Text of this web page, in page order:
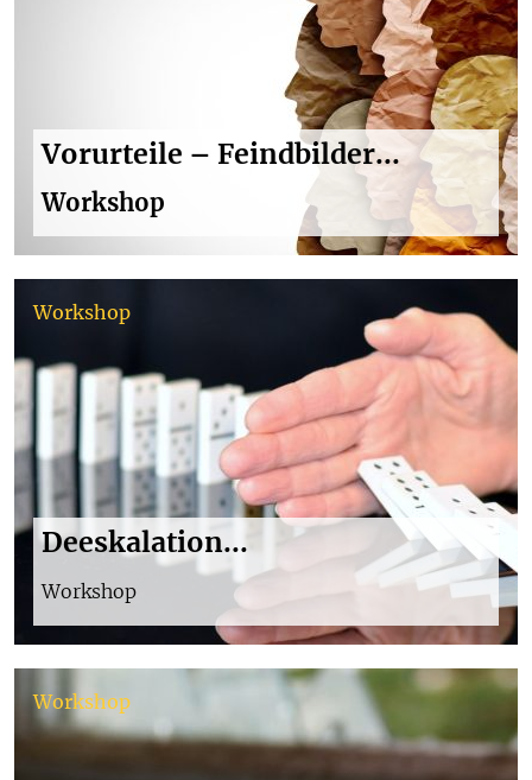
Vorurteile – Feindbilder...
Workshop
Workshop
Deeskalation...
Workshop
Workshop